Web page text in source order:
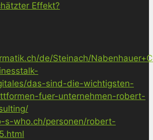
Effekt?
de/Steinach/
das-sind-die-wichtigsten-
fuer-unternehmen-robert-
s-who.ch/personen/robert-